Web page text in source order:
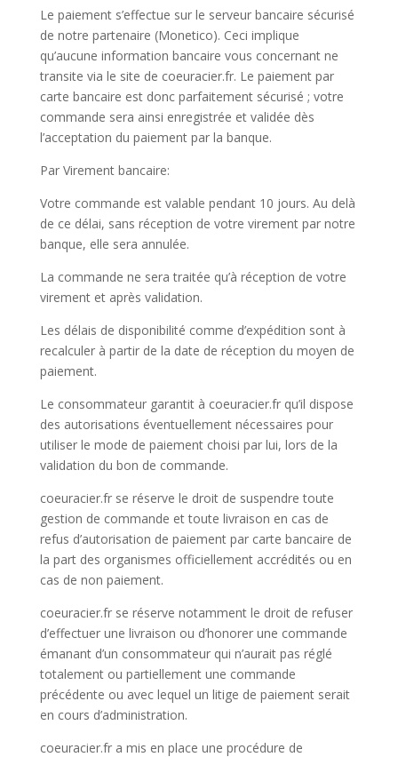
Le paiement s’effectue sur le serveur bancaire sécurisé
de notre partenaire (Monetico). Ceci implique
qu’aucune information bancaire vous concernant ne
transite via le site de coeuracier.fr. Le paiement par
carte bancaire est donc parfaitement sécurisé ; votre
commande sera ainsi enregistrée et validée dès
l’acceptation du paiement par la banque.
Par Virement bancaire:
Votre commande est valable pendant 10 jours. Au delà
de ce délai, sans réception de votre virement par notre
banque, elle sera annulée.
La commande ne sera traitée qu’à réception de votre
virement et après validation.
Les délais de disponibilité comme d’expédition sont à
recalculer à partir de la date de réception du moyen de
paiement.
Le consommateur garantit à coeuracier.fr qu’il dispose
des autorisations éventuellement nécessaires pour
utiliser le mode de paiement choisi par lui, lors de la
validation du bon de commande.
coeuracier.fr se réserve le droit de suspendre toute
gestion de commande et toute livraison en cas de
refus d’autorisation de paiement par carte bancaire de
la part des organismes officiellement accrédités ou en
cas de non paiement.
coeuracier.fr se réserve notamment le droit de refuser
d’effectuer une livraison ou d’honorer une commande
émanant d’un consommateur qui n’aurait pas réglé
totalement ou partiellement une commande
précédente ou avec lequel un litige de paiement serait
en cours d’administration.
coeuracier.fr a mis en place une procédure de